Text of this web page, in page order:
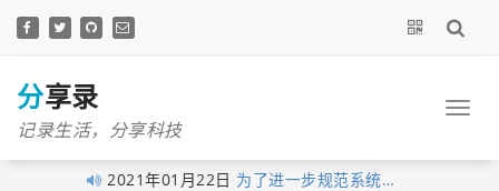
正
分享录
记录生活，分享科技
2021年01月22日 为了进一步规范系统…